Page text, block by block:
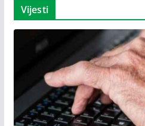
Vijesti